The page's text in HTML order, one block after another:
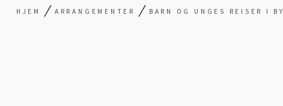
HJEM / ARRANGEMENTER / BARN OG UNGES REISER I BY